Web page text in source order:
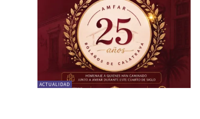
ACTUALIDAD